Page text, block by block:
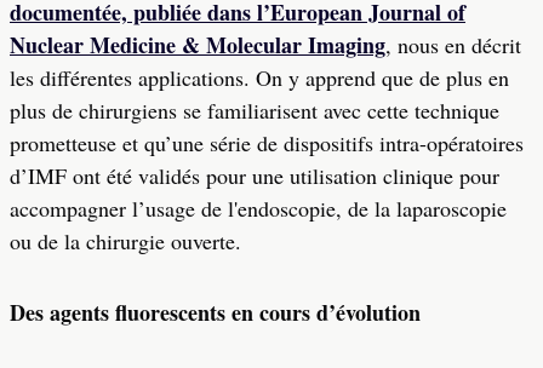
documentée, publiée dans l’European Journal of
Nuclear Medicine & Molecular Imaging, nous en décrit
les différentes applications. On y apprend que de plus en
plus de chirurgiens se familiarisent avec cette technique
prometteuse et qu’une série de dispositifs intra-opératoires
d’IMF ont été validés pour une utilisation clinique pour
accompagner l’usage de l'endoscopie, de la laparoscopie
ou de la chirurgie ouverte.
Des agents fluorescents en cours d’évolution